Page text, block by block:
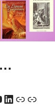
LinkedIn
Enlace
Enlace